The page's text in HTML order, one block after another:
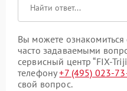
Вы можете
часто задаваемыми
сервисный центр “FIX-
телефону+7 (495) 023-
свой вопрос.